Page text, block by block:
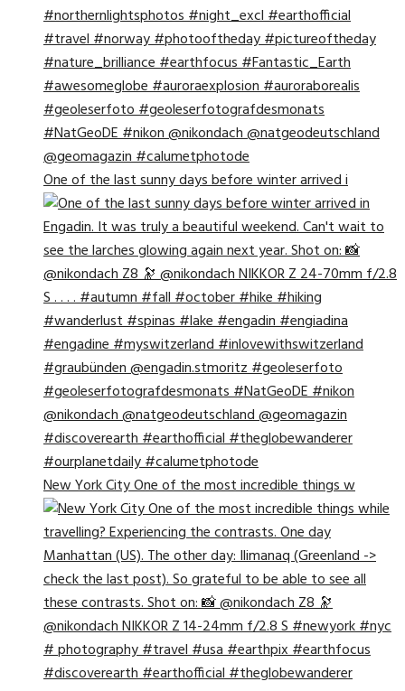
One of the last sunny days before winter arrived i
New York City One of the most incredible things w